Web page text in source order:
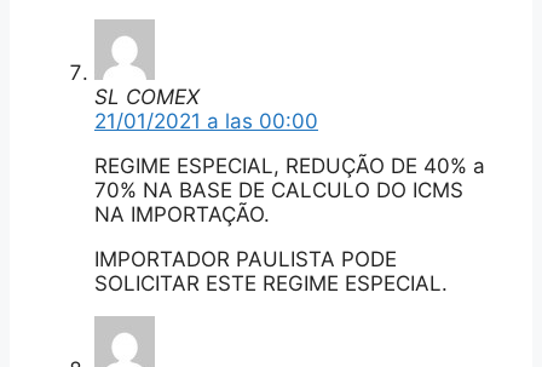
SL COMEX
21/01/2021 a las 00:00
REGIME ESPECIAL, REDUÇÃO DE 40% a
70% NA BASE DE CALCULO DO ICMS
NA IMPORTAÇÃO.
IMPORTADOR PAULISTA PODE
SOLICITAR ESTE REGIME ESPECIAL.